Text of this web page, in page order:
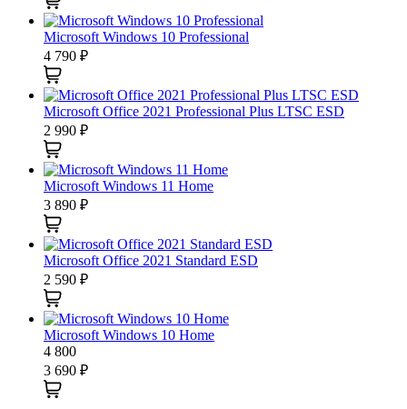
Microsoft Windows 10 Professional
4 790 ₽
Microsoft Office 2021 Professional Plus LTSC ESD
2 990 ₽
Microsoft Windows 11 Home
3 890 ₽
Microsoft Office 2021 Standard ESD
2 590 ₽
Microsoft Windows 10 Home
4 800
3 690 ₽